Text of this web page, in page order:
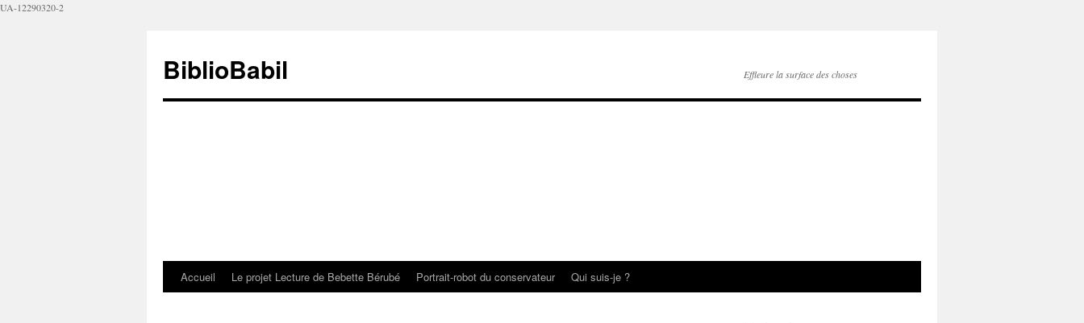
UA-12290320-2
BiblioBabil Effleure la surface des choses
Accueil Le projet Lecture de Bebette Bérubé Portrait-robot du conservateur Qui suis-je ?